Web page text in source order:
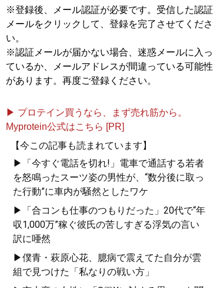
※登録後、メール認証が必要です。受信した認証
メールをクリックして、登録を完了させてくださ
い。
※認証メールが届かない場合、迷惑メールに入っ
ているか、メールアドレスが間違っている可能性
があります。再度ご登録ください。
▶ プロテイン買うなら、まず売れ筋から。
Myprotein公式はこちら [PR]
【今この記事も読まれています】
▶「今すぐ電話を切れ!」電車で通話する若者
を怒鳴ったスーツ姿の男性が、“数分後に取っ
た行動”に車内が騒然としたワケ
▶「合コンも仕事のつもりだった」20代で“年
収1,000万”稼ぐ彼氏の苦しすぎる浮気の言い
訳に唖然
▶僕青・萩原心花、臆病で震えてた自分が雲
組で見つけた「私なりの戦い方」